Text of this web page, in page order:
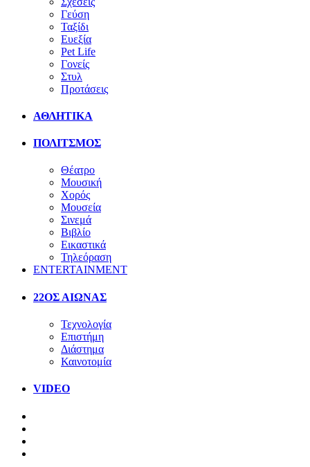
Γεύση
Ταξίδι
Ευεξία
Pet Life
Γονείς
Στυλ
Προτάσεις
ΑΘΛΗΤΙΚΑ
ΠΟΛΙΤΣΜΟΣ
Θέατρο
Μουσική
Χορός
Μουσεία
Σινεμά
Βιβλίο
Εικαστικά
Τηλεόραση
ENTERTAINMENT
22ΟΣ ΑΙΩΝΑΣ
Τεχνολογία
Επιστήμη
Διάστημα
Καινοτομία
VIDEO